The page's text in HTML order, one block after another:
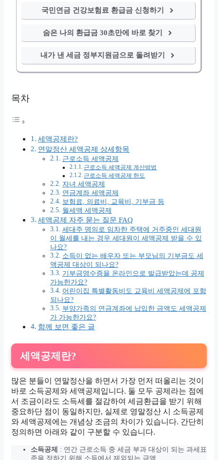
국민연금 건강보험료 환급금 신청하기
숨은 나의 환급금 30초만에 바로 찾기
내가 낸 세금 정부지원금으로 돌려받기
목차
세액공제란?
연말정산 세액공제 상세항목
근로소득 세액공제
근로소득 세액공제 계산방법
근로소득 세액공제 한도
자녀 세액공제
연금계좌 세액공제
보험료, 의료비, 교육비, 기부금 등
월세액 세액공제
세액공제 자주 묻는 질문 FAQ
세대주 명의로 임차한 주택에 거주중인 세대원
이 월세를 내는 경우 세대원이 세액공제 받을 수 있
나요?
소득이 없는 배우자 또는 부모님의 기부금도 세
액공제 대상이 되나요?
기부금영수증을 온라인으로 발급받았는데 공제
가능한가요?
어린이집 특별활동비도 교육비 세액공제에 포함
되나요?
부양가족의 연금계좌에 납입한 금액도 세액공제
가 가능한가요?
함께 보면 좋은 글
세액공제란?
많은 분들이 연말정산을 하면서 가장 먼저 떠올리는 것이
바로 소득공제와 세액공제입니다. 둘 모두 공제라는 점에
서 조금이라도 소득세를 절감하여 세금환급을 받기 위해
중요하단 점이 동일하지만, 실제로 영말정산 시 소득공제
와 세액공제에는 개념상 조금의 차이가 있습니다. 간단히
정의하면 아래와 같이 구분할 수 있습니다.
소득공제
: 연간 근로소득 중 세금 부과 대상이 되는 과세표
준을 정하기 위해 소득에서 제외되는 금액